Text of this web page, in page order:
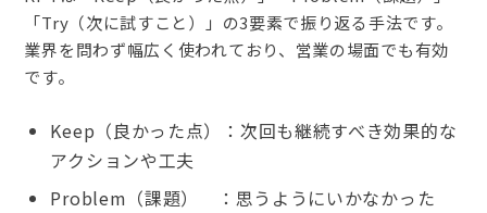
「Try（次に試すこと）」の3要素で振り返る手法です。
業界を問わず幅広く使われており、営業の場面でも有効
です。
Keep（良かった点）：次回も継続すべき効果的な
アクションや工夫
Problem（課題） ：思うようにいかなかった